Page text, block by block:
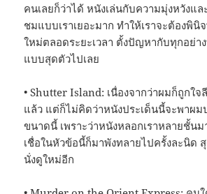
คนเลยก็ว่าได้ หนังเล่นกับความมุ่งหวังแ
ชมแบบเราเยอะมาก ทำให้เราจะต้องพิ
ใหม่ตลอดระยะเวลา ตั้งปัญหากับทุกอย่า
แบบสุดตัวไปเลย
• Shutter Island: เนื่องจากว่าผมก็ถูกใจ
แล้ว แต่ก็ไม่คิดว่าหนังประเด็นนี้จะพาผ
ขนาดนี้ เพราะว่าหนังหลอกเราหลายชั้น
เชื่อในหัวข้อนี้ก็มาพังทลายไปครั้งละนิด
นั่งดูใหม่อีก